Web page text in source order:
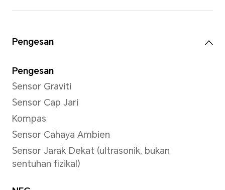
Sokongan sehingga
*Resolusi video sebenar mungkin
pada mod penggambaran.
Rakaman Video